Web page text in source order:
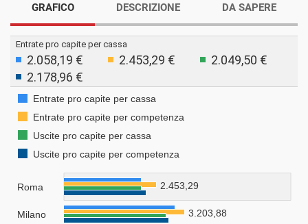
GRAFICO DESCRIZIONE DA SAPERE